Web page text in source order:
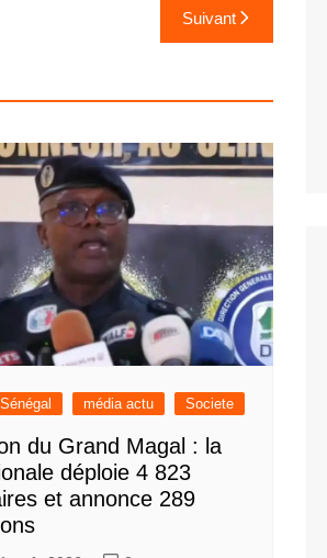
Suivant
média actu Societe
du Grand Magal : la
déploie 4 823
et annonce 289